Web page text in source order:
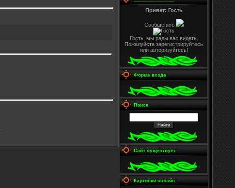
Привет: Гость
Сообщения:
Гость, мы рады вас видеть.
Пожалуйста зарегистрируйтесь
или авторизуйтесь!
Форма входа
Поиск
Сайт существует
Картинки онлайн